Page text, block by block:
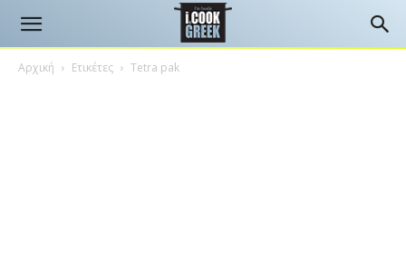
Αρχική Ετικέτες Tetra pak